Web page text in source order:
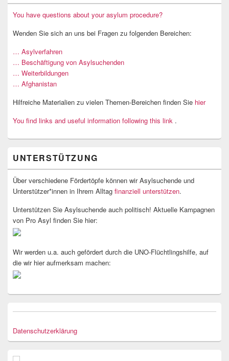
You have questions about your asylum procedure?
Wenden Sie sich an uns bei Fragen zu folgenden Bereichen:
… Asylverfahren
… Beschäftigung von Asylsuchenden
… Weiterbildungen
… Afghanistan
Hilfreiche Materialien zu vielen Themen-Bereichen finden Sie hier
You find links and useful information following this link .
UNTERSTÜTZUNG
Über verschiedene Fördertöpfe können wir Asylsuchende und
Unterstützer*innen in Ihrem Alltag finanziell unterstützen.
Unterstützen Sie Asylsuchende auch politisch! Aktuelle Kampagnen
von Pro Asyl finden Sie hier:
Wir werden u.a. auch gefördert durch die UNO-Flüchtlingshilfe, auf
die wir hier aufmerksam machen:
Datenschutzerklärung